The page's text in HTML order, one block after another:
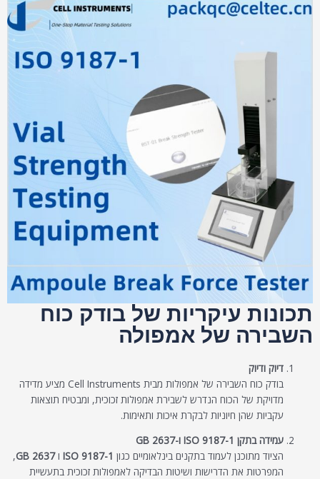
תכונות עיקריות של בודק כוח
השבירה של אמפולה
דיוק ודיוק
בודק כוח השבירה של אמפולות מבית Cell Instruments מציע מדידה
מדויקת של הכוח הנדרש לשבירת אמפולות זכוכית, ומבטיח תוצאות
עקביות שהן חיוניות לבקרת איכות ותאימות.
עמידה בתקן ISO 9187-1 ו-GB 2637
הציוד מתוכנן לעמוד בתקנים בינלאומיים כגון ISO 9187-1 וGB 2637
,
המפרטות את הדרישות ושיטות הבדיקה לאמפולות זכוכית בתעשיית